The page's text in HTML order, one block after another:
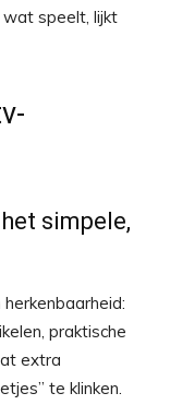
speelt, lijkt
simpele,
praktische
extra
te klinken.